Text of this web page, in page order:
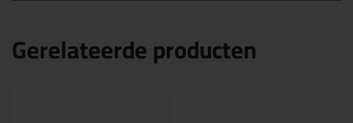
Gerelateerde producten